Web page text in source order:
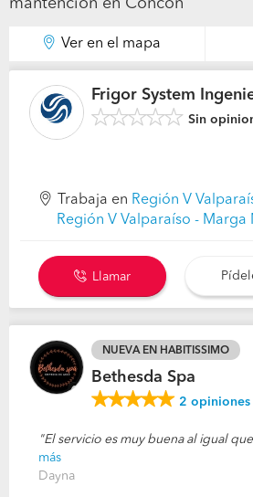
mantención en Concón
Ver en el mapa
Frigor System
Sin
Trabaja en Región V
Región V Valparaíso - Marga
Llamar
NUEVA EN HABITISSIMO
Bethesda Spa
2 opiniones
El servicio es muy buena al igual
más
Dayna